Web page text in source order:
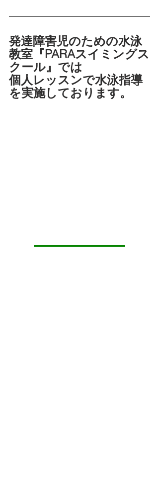
発達障害児のための水泳
教室『PARAスイミングス
クール』では
個人レッスンで水泳指導
を実施しております。